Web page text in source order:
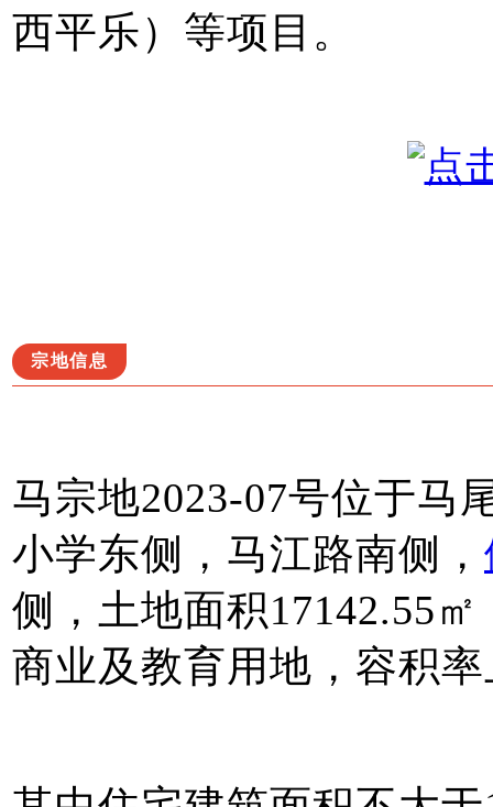
西平乐）等项目。
宗地信息
马宗地2023-07号位于马
小学东侧，马江路南侧，
侧，土地面积17142.55
商业及教育用地，容积